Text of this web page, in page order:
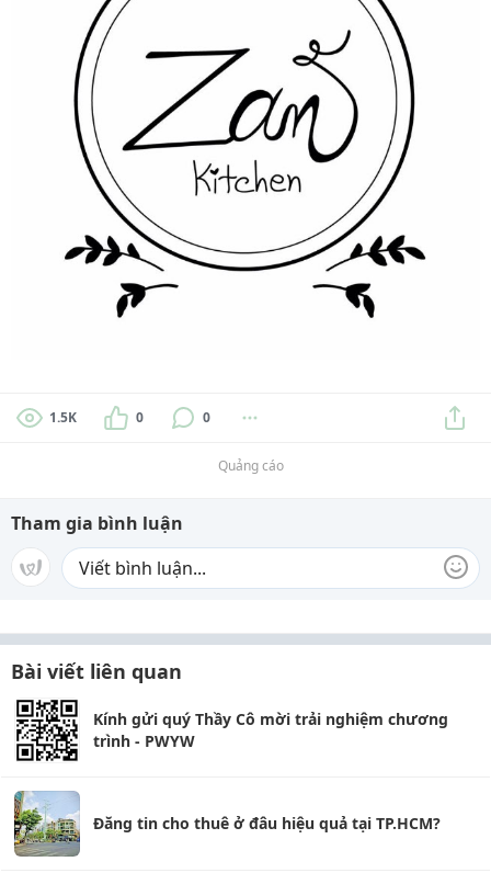
1.5K 0 0
Quảng cáo
Tham gia bình luận
Bài viết liên quan
Kính gửi quý Thầy Cô mời trải nghiệm chương
trình - PWYW
Đăng tin cho thuê ở đâu hiệu quả tại TP.HCM?